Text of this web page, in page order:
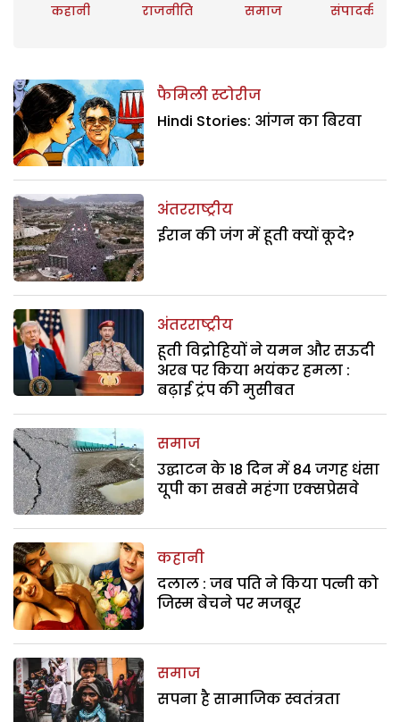
कहानी राजनीति समाज संपादकीय
फैमिली स्टोरीज
Hindi Stories: आंगन का बिरवा
अंतरराष्ट्रीय
ईरान की जंग में हूती क्यों कूदे?
अंतरराष्ट्रीय
हूती विद्रोहियों ने यमन और सऊदी
अरब पर किया भयंकर हमला :
बढ़ाई ट्रंप की मुसीबत
समाज
उद्घाटन के 18 दिन में 84 जगह धंसा
यूपी का सबसे महंगा एक्सप्रेसवे
कहानी
दलाल : जब पति ने किया पत्नी को
जिस्म बेचने पर मजबूर
समाज
सपना है सामाजिक स्वतंत्रता